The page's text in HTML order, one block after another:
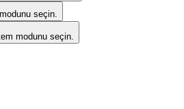
seçin.
modunu seçin.